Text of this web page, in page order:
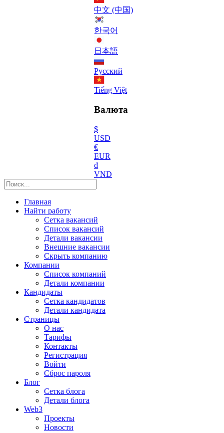
中文 (中国)
한국어
日本語
Русский
Tiếng Việt
Валюта
$
USD
€
EUR
₫
VND
Главная
Найти работу
Сетка вакансий
Список вакансий
Детали вакансии
Внешние вакансии
Скрыть компанию
Компании
Список компаний
Детали компании
Кандидаты
Сетка кандидатов
Детали кандидата
Страницы
О нас
Тарифы
Контакты
Регистрация
Войти
Сброс пароля
Блог
Сетка блога
Детали блога
Web3
Проекты
Новости